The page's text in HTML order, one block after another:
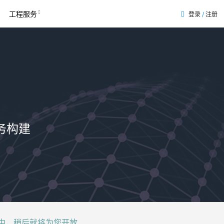
工程服务 登录 / 注册
构建